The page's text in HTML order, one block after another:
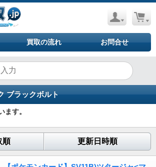
買取の流れ お問合せ
ブラックボルト
ます。
順 更新日時順